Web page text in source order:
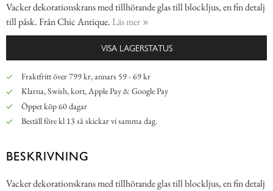
Vacker dekorationskrans med tillhörande glas till blockljus, en fin detalj
till påsk. Från Chic Antique. Läs mer
VISA LAGERSTATUS
Fraktfritt över 799 kr, annars 59 - 69 kr
Klarna, Swish, kort, Apple Pay & Google Pay
Öppet köp 60 dagar
Beställ före kl 13 så skickar vi samma dag.
BESKRIVNING
Vacker dekorationskrans med tillhörande glas till blockljus, en fin detalj